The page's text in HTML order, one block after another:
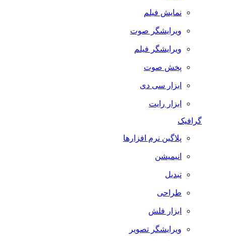
نمایش فیلم
ویرایشگر صوت
ویرایشگر فیلم
پخش صوت
ابزار سی دی
ابزار رایت
گرافیک
پلاگین نرم افزارها
انیمیشن
تبدیل
طراحی
ابزار فلش
ویرایشگر تصویر